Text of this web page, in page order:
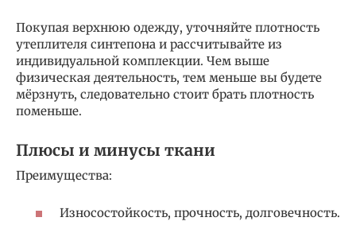
Покупая верхнюю одежду, уточняйте плотность
утеплителя синтепона и рассчитывайте из
индивидуальной комплекции. Чем выше
физическая деятельность, тем меньше вы будете
мёрзнуть, следовательно стоит брать плотность
поменьше.
Плюсы и минусы ткани
Преимущества:
Износостойкость, прочность, долговечность.